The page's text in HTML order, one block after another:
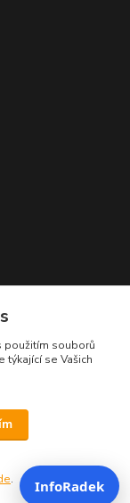
použitím souborů
týkající se Vašich
. InfoRadek